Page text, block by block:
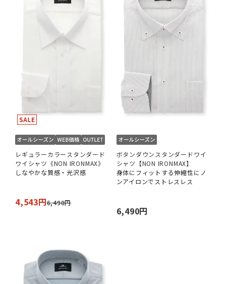
レギュラーカラースタンダード
ワイシャツ《NON IRONMAX》
しなやかな質感・光沢感
4,543円6,490円
ボタンダウンスタンダードワイ
シャツ【NON IRONMAX】
身体にフィットする伸縮性にノ
ンアイロンでストレスレス
6,490円